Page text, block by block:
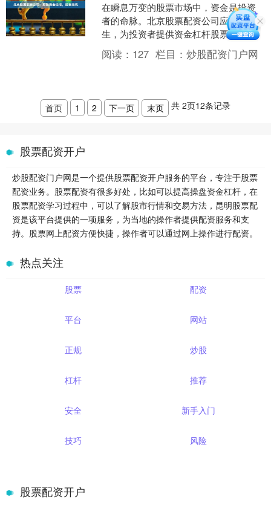
在瞬息万变的股票市场中，资金是投资
者的命脉。北京股票配资公司应运而
生，为投资者提供资金杠杆股票配资哪
里可以做，助力其放大收益，实现财富
增值。 **什么是股票配资....
阅读： 127 栏目：炒股配资门户网
首页 1 2 下一页 末页 共 2页12条记录
股票配资开户
炒股配资门户网是一个提供股票配资开户服务的平台，专注于股票
配资业务。股票配资有很多好处，比如可以提高操盘资金杠杆，在
股票配资学习过程中，可以了解股市行情和交易方法，昆明股票配
资是该平台提供的一项服务，为当地的操作者提供配资服务和支
持。股票网上配资方便快捷，操作者可以通过网上操作进行配资。
热点关注
股票 配资
平台 网站
正规 炒股
杠杆 推荐
安全 新手入门
技巧 风险
股票配资开户